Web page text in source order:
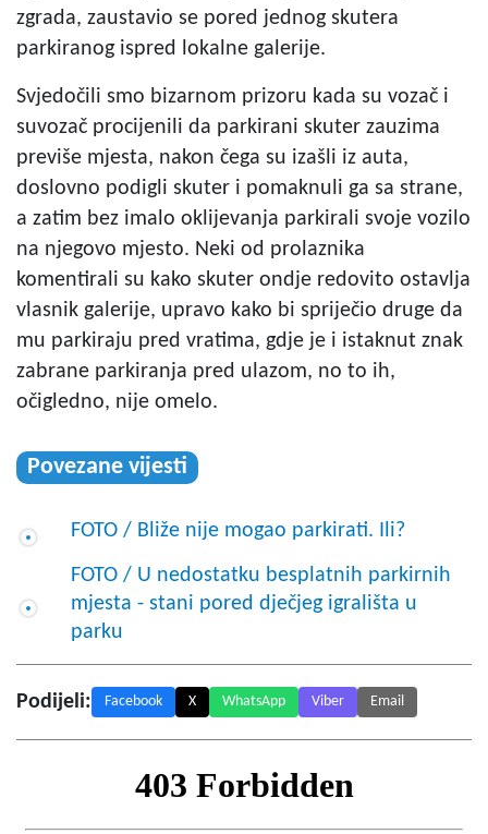
zgrada, zaustavio se pored jednog skutera
parkiranog ispred lokalne galerije.
Svjedočili smo bizarnom prizoru kada su vozač i
suvozač procijenili da parkirani skuter zauzima
previše mjesta, nakon čega su izašli iz auta,
doslovno podigli skuter i pomaknuli ga sa strane,
a zatim bez imalo oklijevanja parkirali svoje vozilo
na njegovo mjesto. Neki od prolaznika
komentirali su kako skuter ondje redovito ostavlja
vlasnik galerije, upravo kako bi spriječio druge da
mu parkiraju pred vratima, gdje je i istaknut znak
zabrane parkiranja pred ulazom, no to ih,
očigledno, nije omelo.
Povezane vijesti
FOTO / Bliže nije mogao parkirati. Ili?
FOTO / U nedostatku besplatnih parkirnih
mjesta - stani pored dječjeg igrališta u
parku
Podijeli: Facebook X WhatsApp Viber Email